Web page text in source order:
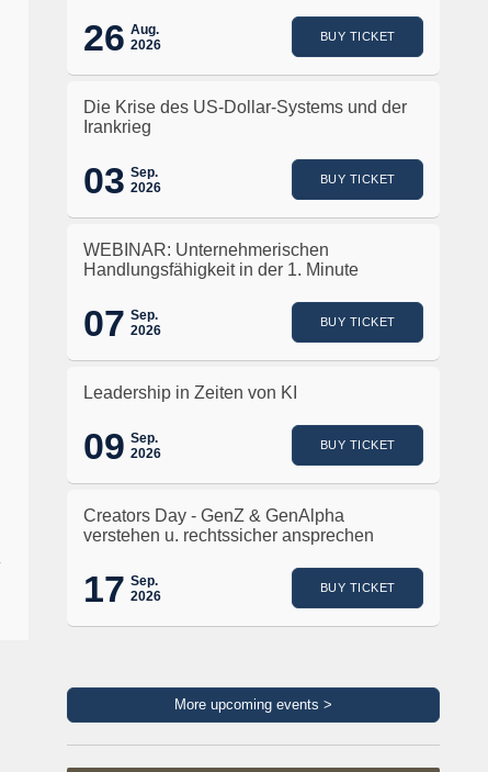
26 Aug.
2026
BUY TICKET
Die Krise des US-Dollar-Systems und der
Irankrieg
03 Sep.
2026
BUY TICKET
WEBINAR: Unternehmerischen
Handlungsfähigkeit in der 1. Minute
07 Sep.
2026
BUY TICKET
Leadership in Zeiten von KI
09 Sep.
2026
BUY TICKET
Creators Day - GenZ & GenAlpha
verstehen u. rechtssicher ansprechen
17 Sep.
2026
BUY TICKET
More upcoming events >